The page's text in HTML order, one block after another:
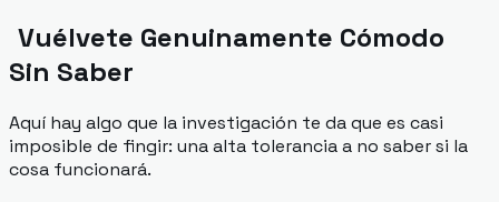
Vuélvete Genuinamente Cómodo
Sin Saber
Aquí hay algo que la investigación te da que es casi
imposible de fingir: una alta tolerancia a no saber si la
cosa funcionará.